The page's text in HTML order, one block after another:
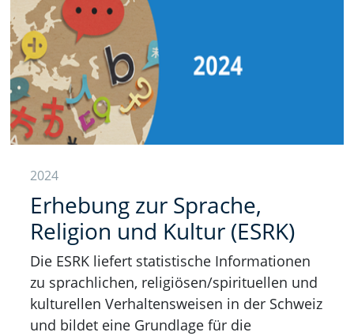
2024
Erhebung zur Sprache,
Religion und Kultur (ESRK)
Die ESRK liefert statistische Informationen
zu sprachlichen, religiösen/spirituellen und
kulturellen Verhaltensweisen in der Schweiz
und bildet eine Grundlage für die